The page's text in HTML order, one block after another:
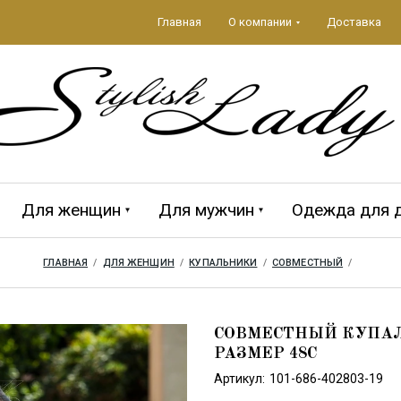
Главная О компании Доставка
Для женщин Для мужчин Одежда для
ГЛАВНАЯ
  /
ДЛЯ ЖЕНЩИН
  /
КУПАЛЬНИКИ
  /
СОВМЕСТНЫЙ
  /
СОВМЕСТНЫЙ
РАЗМЕР 48C
Артикул: 101-686-402803-19